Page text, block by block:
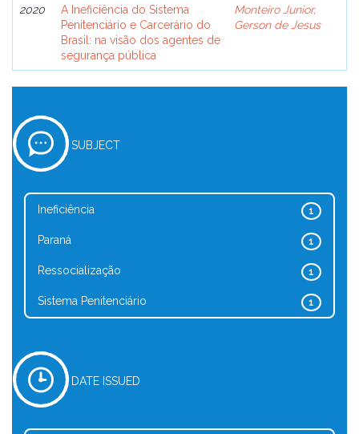
2020
A Ineficiência do Sistema
Penitenciário e Carcerário do
Brasil: na visão dos agentes de
segurança pública
Monteiro Junior,
Gerson de Jesus
SUBJECT
1
Ineficiência
1
Paraná
1
Ressocialização
1
Sistema Penitenciário
DATE ISSUED